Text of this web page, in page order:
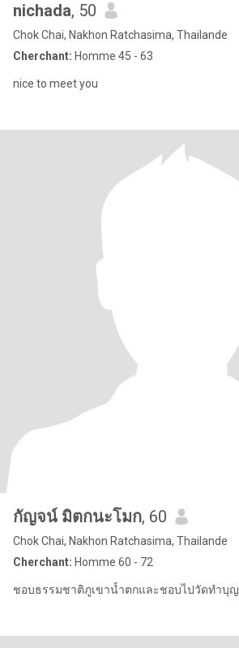
nichada, 50
Chok Chai, Nakhon Ratchasima, Thailande
Cherchant: Homme 45 - 63
nice to meet you
กัญจน์ มิตกนะโมก, 60
Chok Chai, Nakhon Ratchasima, Thailande
Cherchant: Homme 60 - 72
ชอบธรรมชาติภูเขาน้ำตกและชอบไปวัดทำบุญ